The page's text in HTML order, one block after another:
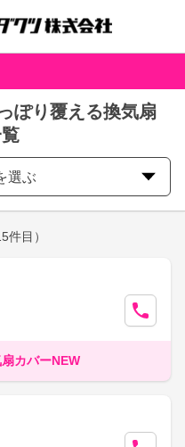
ぽり覆える換気扇
選ぶ
件目）
カバーNEW